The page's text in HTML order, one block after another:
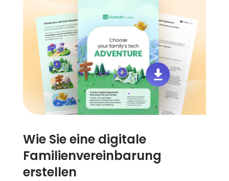
Einloggen Registrieren
Wie Sie eine digitale
Familienvereinbarung
erstellen